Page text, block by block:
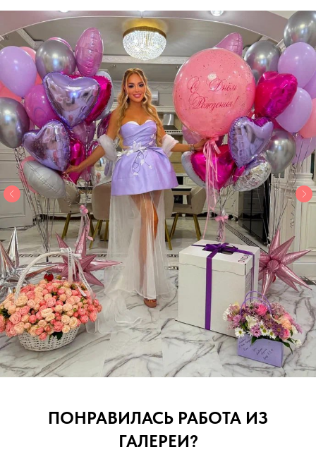
ПОНРАВИЛАСЬ РАБОТА ИЗ
ГАЛЕРЕИ?